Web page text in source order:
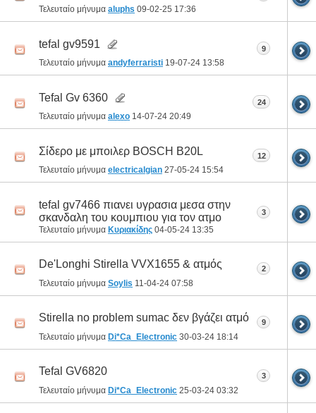
Τελευταίο μήνυμα aluphs 09-02-25 17:36
tefal gv9591
Τελευταίο μήνυμα andyferraristi 19-07-24 13:58
9
Tefal Gv 6360
Τελευταίο μήνυμα alexo 14-07-24 20:49
24
Σίδερο με μποιλερ BOSCH B20L
Τελευταίο μήνυμα electricalgian 27-05-24 15:54
12
tefal gv7466 πιανει υγρασια μεσα στην
σκανδαλη του κουμπιου για τον ατμο
Τελευταίο μήνυμα Κυριακίδης 04-05-24 13:35
3
De'Longhi Stirella VVX1655 & ατμός
Τελευταίο μήνυμα Soylis 11-04-24 07:58
2
Stirella no problem sumac δεν βγάζει ατμό
Τελευταίο μήνυμα Di*Ca_Electronic 30-03-24 18:14
9
Tefal GV6820
Τελευταίο μήνυμα Di*Ca_Electronic 25-03-24 03:32
3